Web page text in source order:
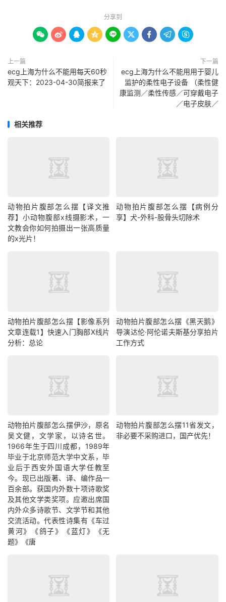
分享到
        
上一篇
ecg上海为什么不能用每天60秒
观天下：2023-04-30简报来了
下一篇
ecg上海为什么不能用用于婴儿
监护的柔性电子设备 （柔性健
康监测／柔性传感／可穿戴电子
／电子皮肤／
相关推荐
动物拍片腹部怎么摆【译文推
荐】小动物腹部x线摄影术，一
文教会你如何拍摄出一张高质量
的x光片！
动物拍片腹部怎么摆【病例分
享】犬-外科-股骨头切除术
动物拍片腹部怎么摆【影像系列
文章连载1】快速入门胸部X线片
分析：总论
动物拍片腹部怎么摆《黑天鹅》
导演达伦·阿伦诺夫斯基分享拍片
工作方式
动物拍片腹部怎么摆​伊沙，原名
吴文健，文学家，以诗名世。
1966年生于四川成都，1989年
毕业于北京师范大学中文系，毕
业后于西安外国语大学任教至
今。现已出版著、译、编作品一
百余部。获国内外数十项诗歌奖
及其他文学类奖项。应邀出席国
内外众多诗歌节、文学节和其他
交流活动。代表性诗集有《车过
黄河》《鸽子》《蓝灯》《无
题》《唐
动物拍片腹部怎么摆11省发文，
非必要不采购进口，国产优先！